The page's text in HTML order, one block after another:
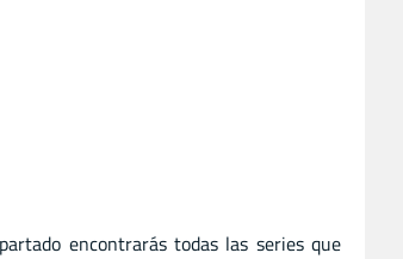
encontrarás todas las series que